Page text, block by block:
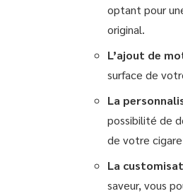
optant pour
original.
L’ajout de
surface de
La
possibilité de
de votre
La
saveur, vous